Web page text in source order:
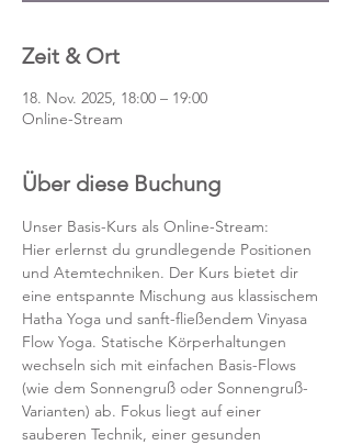
Zeit & Ort
18. Nov. 2025, 18:00 – 19:00
Online-Stream
Über diese Buchung
Unser Basis-Kurs als Online-Stream:
Hier erlernst du grundlegende Positionen
und Atemtechniken. Der Kurs bietet dir
eine entspannte Mischung aus klassischem
Hatha Yoga und sanft-fließendem Vinyasa
Flow Yoga. Statische Körperhaltungen
wechseln sich mit einfachen Basis-Flows
(wie dem Sonnengruß oder Sonnengruß-
Varianten) ab. Fokus liegt auf einer
sauberen Technik, einer gesunden